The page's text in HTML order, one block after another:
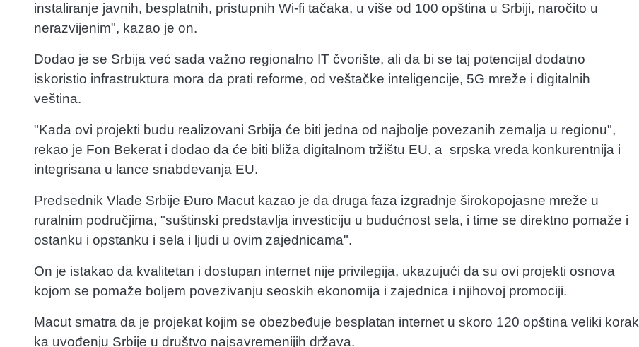
instaliranje javnih, besplatnih, pristupnih Wi-fi tačaka, u više od 100 opština u Srbiji, naročito u
nerazvijenim", kazao je on.
Dodao je se Srbija već sada važno regionalno IT čvorište, ali da bi se taj potencijal dodatno
iskoristio infrastruktura mora da prati reforme, od veštačke inteligencije, 5G mreže i digitalnih
veština.
"Kada ovi projekti budu realizovani Srbija će biti jedna od najbolje povezanih zemalja u regionu",
rekao je Fon Bekerat i dodao da će biti bliža digitalnom tržištu EU, a srpska vreda konkurentnija i
integrisana u lance snabdevanja EU.
Predsednik Vlade Srbije Đuro Macut kazao je da druga faza izgradnje širokopojasne mreže u
ruralnim područjima, "suštinski predstavlja investiciju u budućnost sela, i time se direktno pomaže i
ostanku i opstanku i sela i ljudi u ovim zajednicama".
On je istakao da kvalitetan i dostupan internet nije privilegija, ukazujući da su ovi projekti osnova
kojom se pomaže boljem povezivanju seoskih ekonomija i zajednica i njihovoj promociji.
Macut smatra da je projekat kojim se obezbeđuje besplatan internet u skoro 120 opština veliki korak
ka uvođenju Srbije u društvo najsavremenijih država.